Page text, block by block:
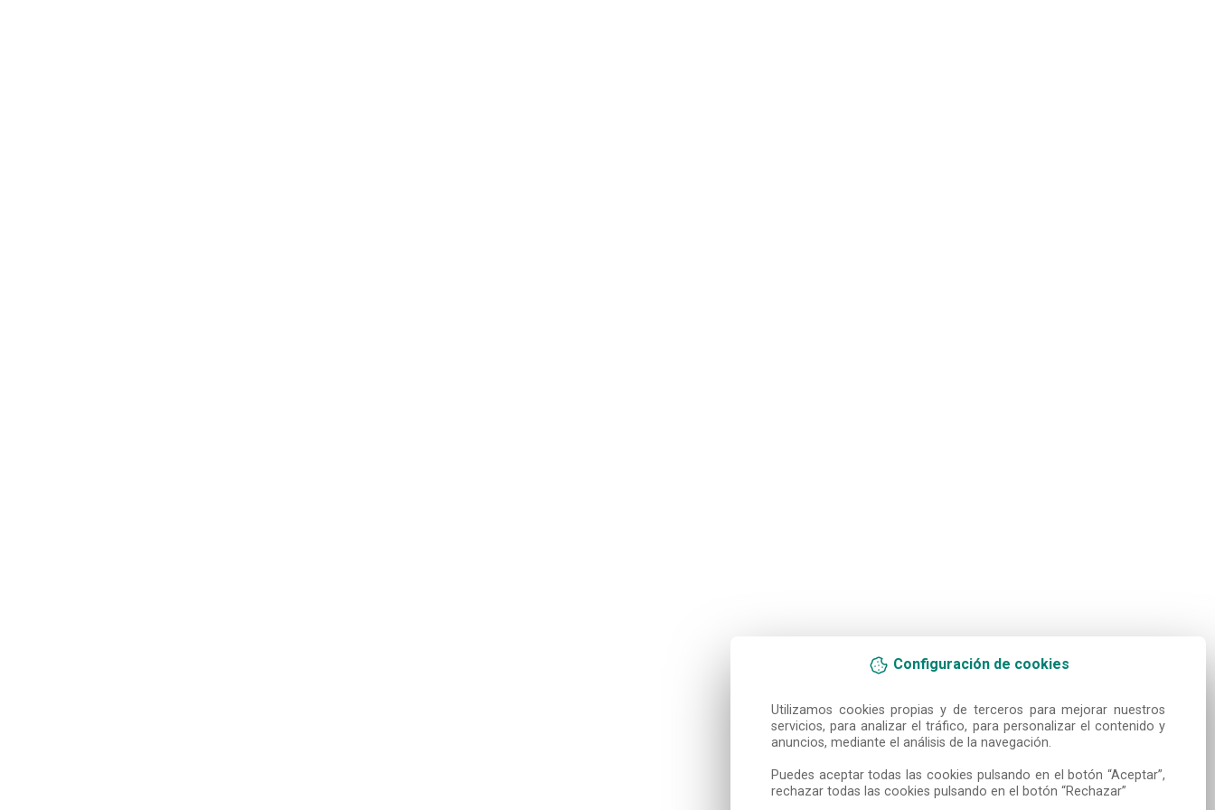
Configuración de cookies
Utilizamos cookies propias y de terceros para mejorar nuestros
servicios, para analizar el tráfico, para personalizar el contenido y
anuncios, mediante el análisis de la navegación.
Puedes aceptar todas las cookies pulsando en el botón “Aceptar”,
rechazar todas las cookies pulsando en el botón “Rechazar”